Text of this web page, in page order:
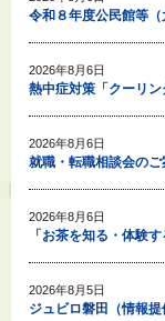
令和８年度公民館等
2026年8月6日
熱中症対策「クーリ
2026年8月6日
就職・転職相談会のご
2026年8月6日
「お茶を知る・体験
2026年8月5日
ジュビロ磐田（情報提